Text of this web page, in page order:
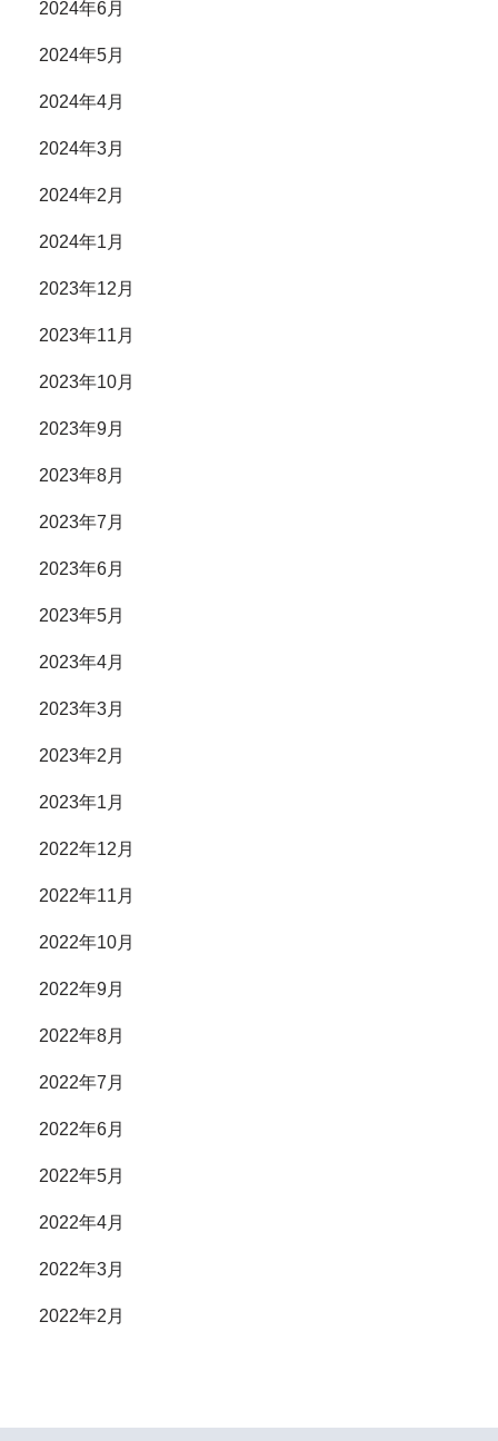
2024年6月
2024年5月
2024年4月
2024年3月
2024年2月
2024年1月
2023年12月
2023年11月
2023年10月
2023年9月
2023年8月
2023年7月
2023年6月
2023年5月
2023年4月
2023年3月
2023年2月
2023年1月
2022年12月
2022年11月
2022年10月
2022年9月
2022年8月
2022年7月
2022年6月
2022年5月
2022年4月
2022年3月
2022年2月